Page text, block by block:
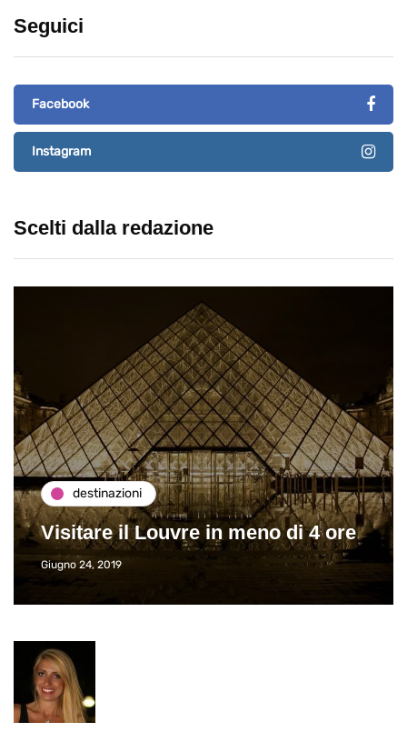
Seguici
Facebook
Instagram
Scelti dalla redazione
destinazioni
Visitare il Louvre in meno di 4 ore
Giugno 24, 2019